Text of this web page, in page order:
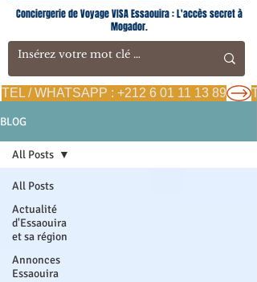
TEL / WHATSAPP : +212 6 01 11 13 89
Conciergerie de Voyage VISA Essaouira : L'accès secret à
Mogador.
BLOG
All Posts
Actualité
d'Essaouira
et sa région
Annonces
Essaouira
All Posts